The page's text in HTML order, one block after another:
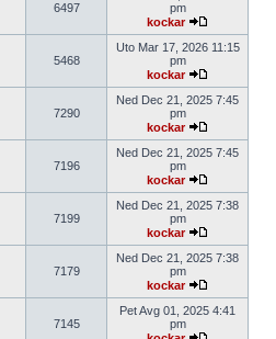
6497
pm
kockar
Pogledaj
poslednji
5468
Uto Mar 17, 2026 11:15
pm
kockar
Pogledaj
poslednji
7290
Ned Dec 21, 2025 7:45
pm
kockar
Pogledaj
poslednji
7196
Ned Dec 21, 2025 7:45
pm
kockar
Pogledaj
poslednji
7199
Ned Dec 21, 2025 7:38
pm
kockar
Pogledaj
poslednji
7179
Ned Dec 21, 2025 7:38
pm
kockar
Pogledaj
poslednji
7145
Pet Avg 01, 2025 4:41
pm